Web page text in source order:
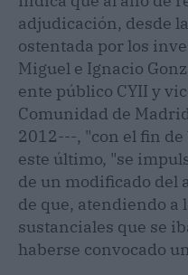
adjudicación, desde
ostentada por los
Miguel e Ignacio
ente público CYII y
Comunidad de
2012---, "con el fin
este último, "se
de un modificado del
de que, atendiendo a
sustanciales que se
haberse convocado